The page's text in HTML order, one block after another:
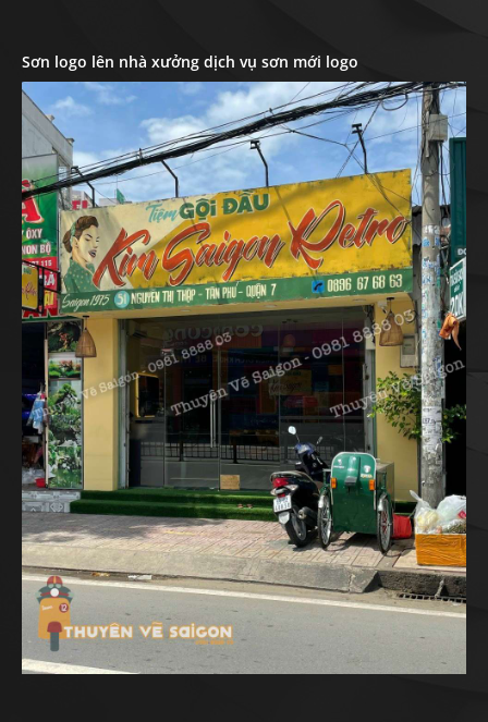
Sơn logo lên nhà xưởng dịch vụ sơn mới logo